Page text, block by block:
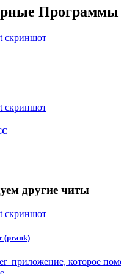
Программы
другие читы
(prank)
приложение, которое